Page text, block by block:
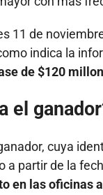
11 de
indica la
de $120
el
cuya
a partir de la
en las oficinas